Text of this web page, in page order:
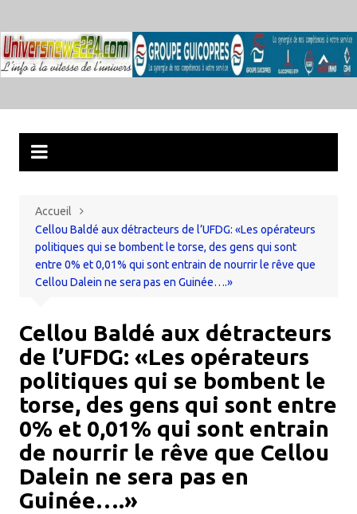
au
contenu
Accueil
Cellou Baldé aux détracteurs de l’UFDG: «Les opérateurs
politiques qui se bombent le torse, des gens qui sont
entre 0% et 0,01% qui sont entrain de nourrir le rêve que
Cellou Dalein ne sera pas en Guinée….»
Cellou Baldé aux détracteurs
de l’UFDG: «Les opérateurs
politiques qui se bombent le
torse, des gens qui sont entre
0% et 0,01% qui sont entrain
de nourrir le rêve que Cellou
Dalein ne sera pas en
Guinée….»